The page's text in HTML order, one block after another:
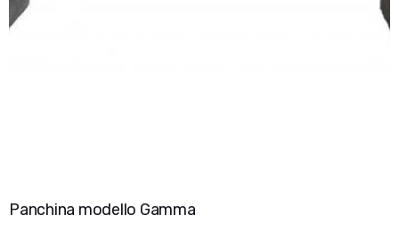
Panchina modello Gamma